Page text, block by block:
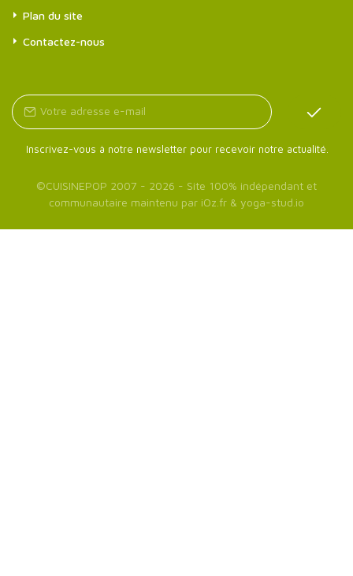
Plan du site
Contactez-nous
Inscrivez-vous à notre newsletter pour recevoir notre actualité.
©CUISINEPOP 2007 - 2026 - Site 100% indépendant et
communautaire maintenu par iOz.fr & yoga-stud.io